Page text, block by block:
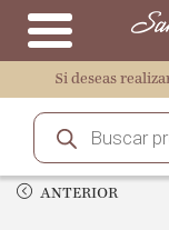
Si deseas
ANTERIOR